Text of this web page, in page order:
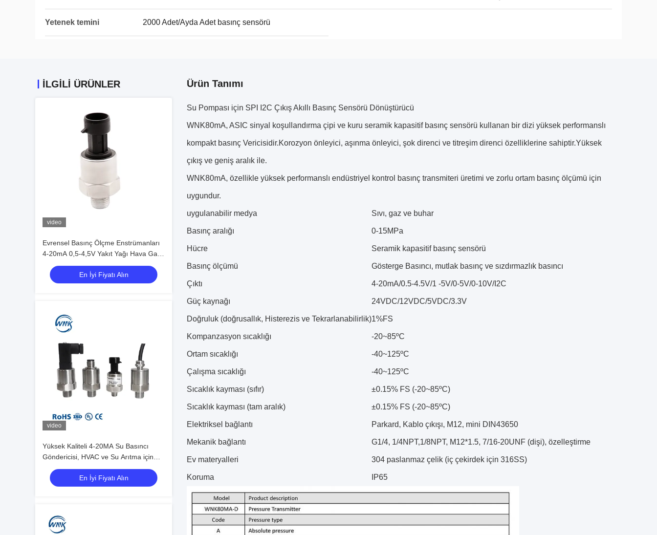
Yetenek temini 2000 Adet/Ayda Adet basınç sensörü
İLGILI ÜRÜNLER
video
Evrensel Basınç Ölçme Enstrümanları
4-20mA 0,5-4,5V Yakıt Yağı Hava Gazı
Su Basıncı Sensörü
En İyi Fiyatı Alın
video
Yüksek Kaliteli 4-20MA Su Basıncı
Göndericisi, HVAC ve Su Arıtma için
316L Paslanmaz Çelik IP65 ile
En İyi Fiyatı Alın
Ürün Tanımı
Su Pompası için SPI I2C Çıkış Akıllı Basınç Sensörü Dönüştürücü
WNK80mA, ASIC sinyal koşullandırma çipi ve kuru seramik kapasitif basınç sensörü kullanan bir dizi yüksek performanslı
kompakt basınç Vericisidir.Korozyon önleyici, aşınma önleyici, şok direnci ve titreşim direnci özelliklerine sahiptir.Yüksek
çıkış ve geniş aralık ile.
WNK80mA, özellikle yüksek performanslı endüstriyel kontrol basınç transmiteri üretimi ve zorlu ortam basınç ölçümü için
uygundur.
uygulanabilir medya Sıvı, gaz ve buhar
Basınç aralığı 0-15MPa
Hücre Seramik kapasitif basınç sensörü
Basınç ölçümü Gösterge Basıncı, mutlak basınç ve sızdırmazlık basıncı
Çıktı 4-20mA/0.5-4.5V/1 -5V/0-5V/0-10V/I2C
Güç kaynağı 24VDC/12VDC/5VDC/3.3V
Doğruluk (doğrusallık, Histerezis ve Tekrarlanabilirlik)1%FS
Kompanzasyon sıcaklığı -20~85ºC
Ortam sıcaklığı -40~125ºC
Çalışma sıcaklığı -40~125ºC
Sıcaklık kayması (sıfır) ±0.15% FS (-20~85ºC)
Sıcaklık kayması (tam aralık) ±0.15% FS (-20~85ºC)
Elektriksel bağlantı Parkard, Kablo çıkışı, M12, mini DIN43650
Mekanik bağlantı G1/4, 1/4NPT,1/8NPT, M12*1.5, 7/16-20UNF (dişi), özelleştirme
Ev materyalleri 304 paslanmaz çelik (iç çekirdek için 316SS)
Koruma IP65